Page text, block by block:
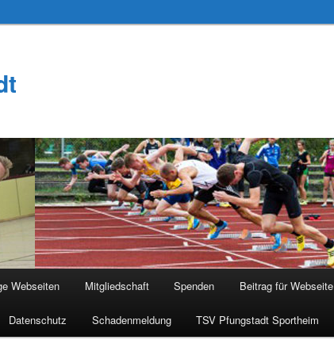
Webseiten Mitgliedschaft Spenden Beitrag für Webseite
Datenschutz Schadenmeldung TSV Pfungstadt Sportheim